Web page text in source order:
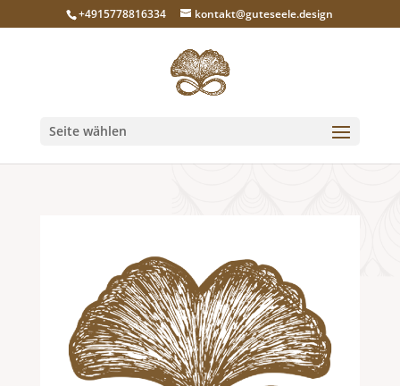
+4915778816334 kontakt@guteseele.design
Seite wählen